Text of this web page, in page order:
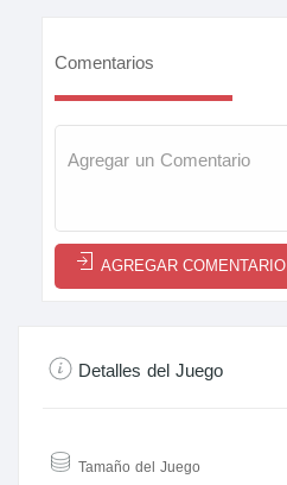
Comentarios
AGREGAR COMENTARIO
Detalles del Juego
Tamaño del Juego